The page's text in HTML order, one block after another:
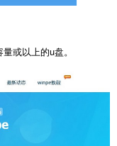
或以上的u盘。